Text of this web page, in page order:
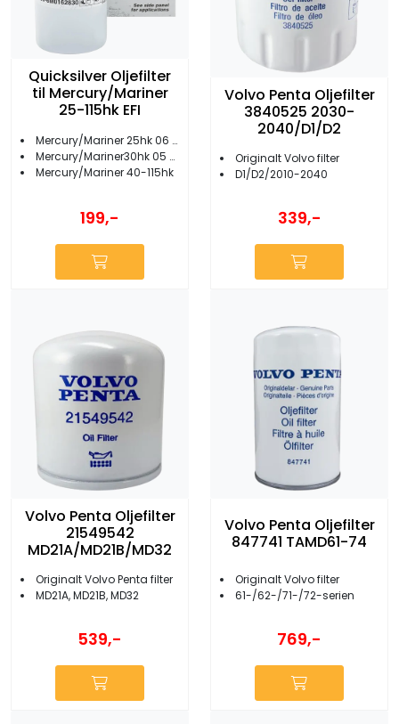
Quicksilver Oljefilter
til Mercury/Mariner
25-115hk EFI
Mercury/Mariner 25hk 06 og eldre
Mercury/Mariner30hk 05 og eldre
Mercury/Mariner 40-115hk
199,-
Volvo Penta Oljefilter
3840525 2030-
2040/D1/D2
Originalt Volvo filter
D1/D2/2010-2040
339,-
Volvo Penta Oljefilter
21549542
MD21A/MD21B/MD32
Originalt Volvo Penta filter
MD21A, MD21B, MD32
539,-
Volvo Penta Oljefilter
847741 TAMD61-74
Originalt Volvo filter
61-/62-/71-/72-serien
769,-